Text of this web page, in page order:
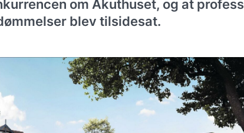
om Akuthuset, og at
blev tilsidesat.